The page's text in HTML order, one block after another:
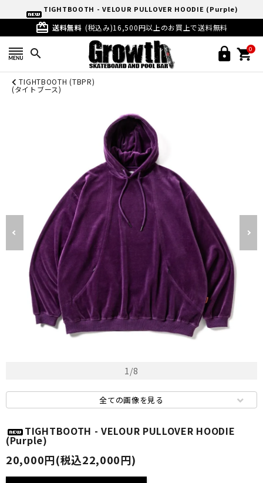
TIGHTBOOTH - VELOUR PULLOVER HOODIE (Purple)
card_giftcard 送料無料 (税込み)16,500円以上のお買上で送料無料
search 0
TIGHTBOOTH (TBPR)
(タイトブース)
1/8
全ての画像を見る
TIGHTBOOTH - VELOUR PULLOVER HOODIE
(Purple)
20,000円(税込22,000円)